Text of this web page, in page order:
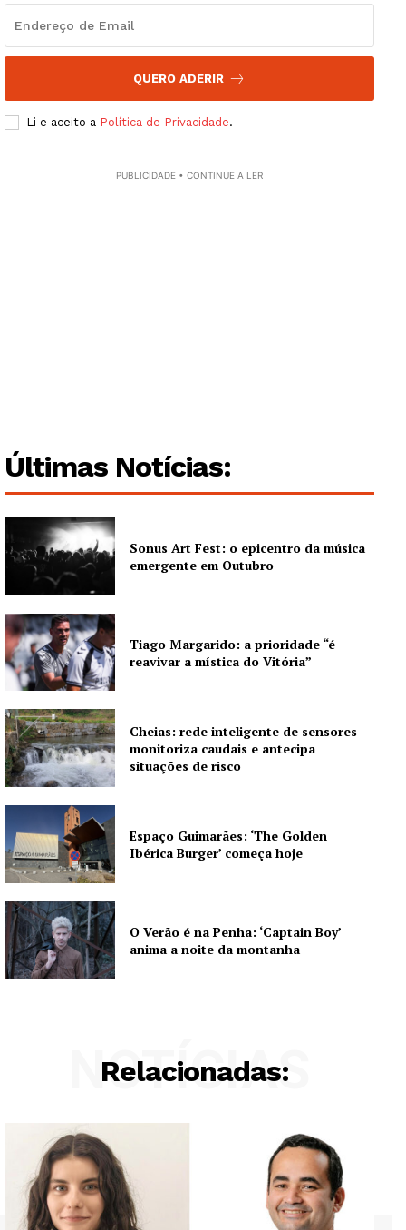
Grande Entrevista
Publicidade
Quero ser Assinante
QUERO ADERIR
Li e aceito a Política de Privacidade.
PUBLICIDADE • CONTINUE A LER
Últimas Notícias:
Sonus Art Fest: o epicentro da música
emergente em Outubro
Tiago Margarido: a prioridade “é
reavivar a mística do Vitória”
Cheias: rede inteligente de sensores
monitoriza caudais e antecipa
situações de risco
Espaço Guimarães: ‘The Golden
Ibérica Burger’ começa hoje
O Verão é na Penha: ‘Captain Boy’
anima a noite da montanha
Relacionadas:
NOTÍCIAS